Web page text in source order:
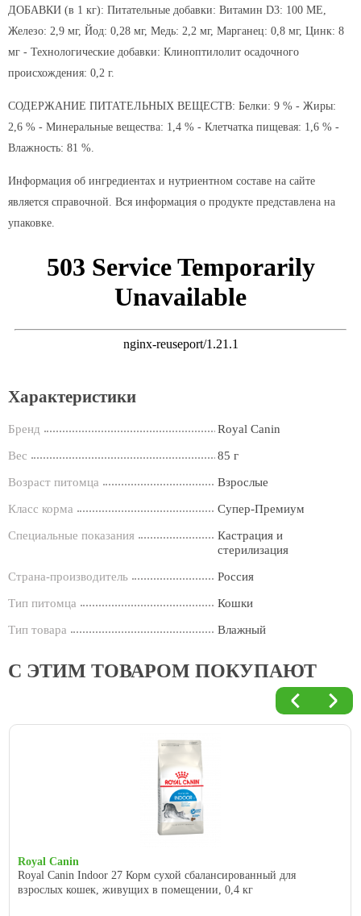
ДОБАВКИ (в 1 кг): Питательные добавки: Витамин D3: 100 ME,
Железо: 2,9 мг, Йод: 0,28 мг, Медь: 2,2 мг, Марганец: 0,8 мг, Цинк: 8
мг - Технологические добавки: Клиноптилолит осадочного
происхождения: 0,2 г.
СОДЕРЖАНИЕ ПИТАТЕЛЬНЫХ ВЕЩЕСТВ: Белки: 9 % - Жиры:
2,6 % - Минеральные вещества: 1,4 % - Клетчатка пищевая: 1,6 % -
Влажность: 81 %.
Информация об ингредиентах и нутриентном составе на сайте
является справочной. Вся информация о продукте представлена на
упаковке.
Характеристики
Бренд Royal Canin
Вес 85 г
Возраст питомца Взрослые
Класс корма Супер-Премиум
Специальные показания
Кастрация и
стерилизация
Страна-производитель Россия
Тип питомца Кошки
Тип товара Влажный
С ЭТИМ ТОВАРОМ ПОКУПАЮТ
Royal Canin
Royal Canin Indoor 27 Корм сухой сбалансированный для
взрослых кошек, живущих в помещении, 0,4 кг